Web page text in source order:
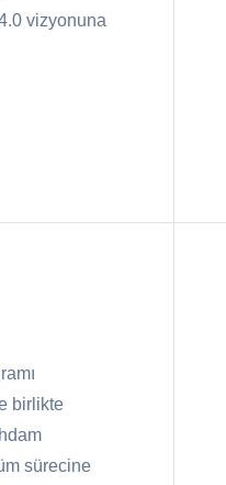
vizyonuna
birlikte
sürecine